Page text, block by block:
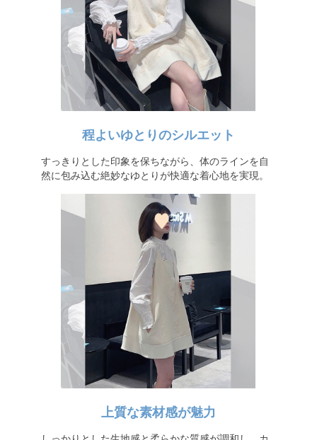
程よいゆとりのシルエット
すっきりとした印象を保ちながら、体のラインを自
然に包み込む絶妙なゆとりが快適な着心地を実現。
上質な素材感が魅力